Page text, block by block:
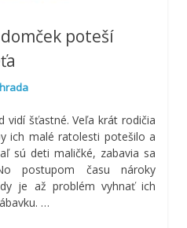
poteší
vidí šťastné. Veľa krát rodičia
ich malé ratolesti potešilo a
sú deti maličké, zabavia sa
postupom času nároky
je až problém vyhnať ich
…